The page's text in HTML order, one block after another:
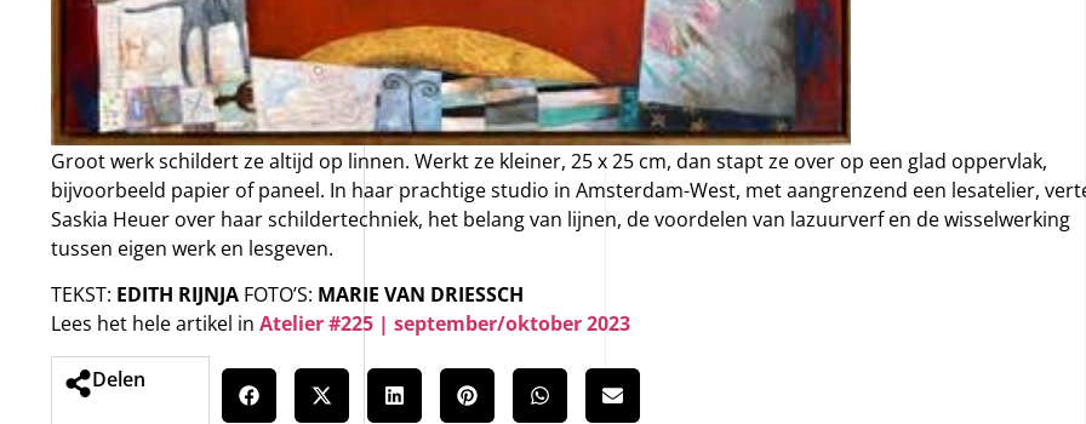
Groot werk schildert ze altijd op linnen. Werkt ze kleiner, 25 x 25 cm, dan stapt ze over op een glad oppervlak,
bijvoorbeeld papier of paneel. In haar prachtige studio in Amsterdam-West, met aangrenzend een lesatelier,
Saskia Heuer over haar schildertechniek, het belang van lijnen, de voordelen van lazuurverf en de wisselwerking
tussen eigen werk en lesgeven.
TEKST: EDITH RIJNJA FOTO’S: MARIE VAN DRIESSCH
Lees het hele artikel in Atelier #225 | september/oktober 2023
Delen